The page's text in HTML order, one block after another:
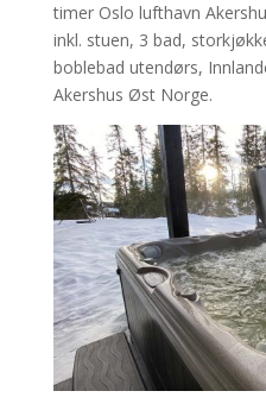
timer Oslo lufthavn
inkl. stuen, 3 bad,
boblebad utendørs,
Akershus Øst Norge.